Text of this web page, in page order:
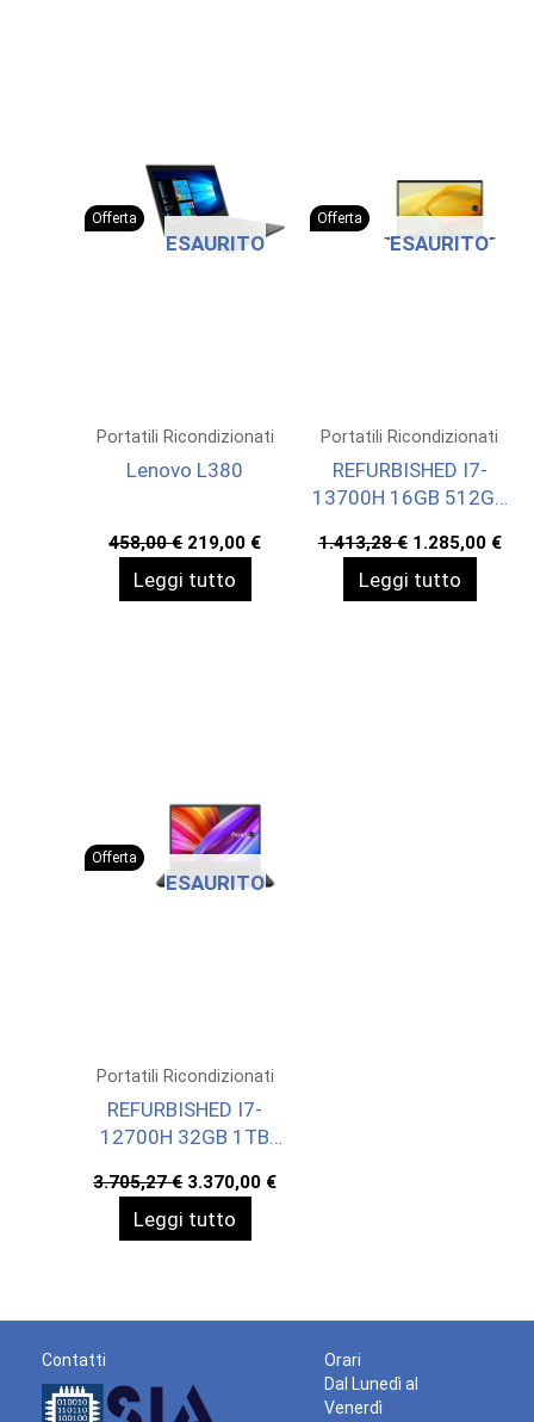
Offerta
ESAURITO
Portatili Ricondizionati
Lenovo L380
458,00€ Il
prezzo
originale
era:
219,00 €Il
Leggi tutto
Offerta
ESAURITO
Portatili Ricondizionati
REFURBISHED I7-
13700H 16GB 512GB
1.413,28€ Il
prezzo
originale
era:
1.285,00 €Il
Leggi tutto
Offerta
ESAURITO
Portatili Ricondizionati
REFURBISHED I7-
12700H 32GB 1TB
3.705,27€ Il
prezzo
originale
era:
3.370,00 €Il
prezzo
Leggi tutto
Contatti
Orari
Dal Lunedì al
Venerdì